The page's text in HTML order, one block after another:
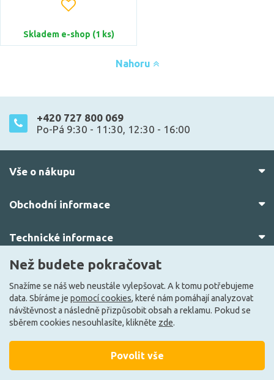
Skladem e-shop (1 ks)
Nahoru
+420 727 800 069
Po-Pá 9:30 - 11:30, 12:30 - 16:00
Vše o nákupu
Obchodní informace
Technické informace
O nás
Než budete pokračovat
Snažíme se náš web neustále vylepšovat. A k tomu potřebujeme
data. Sbíráme je pomocí cookies, které nám pomáhají analyzovat
návštěvnost a následně přizpůsobit obsah a reklamu. Pokud se
sběrem cookies nesouhlasíte, klikněte zde.
Povolit vše